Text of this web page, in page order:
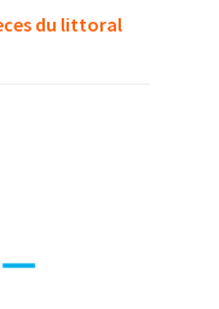
du littoral